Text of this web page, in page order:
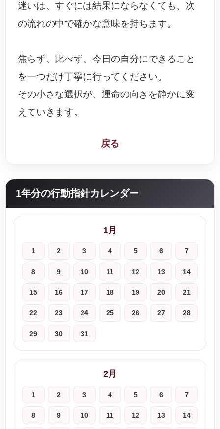
迷いは、すぐには結果にならなくても、次
の流れの中で確かな意味を持ちます。
焦らず、比べず、今日の自分にできること
を一つだけ丁寧に行ってください。
その小さな選択が、運命の向きを静かに変
えていきます。
戻る
1年分の行動指針カレンダー
1月
1 2 3 4 5 6 7
8 9 10 11 12 13 14
15 16 17 18 19 20 21
22 23 24 25 26 27 28
29 30 31
2月
1 2 3 4 5 6 7
8 9 10 11 12 13 14